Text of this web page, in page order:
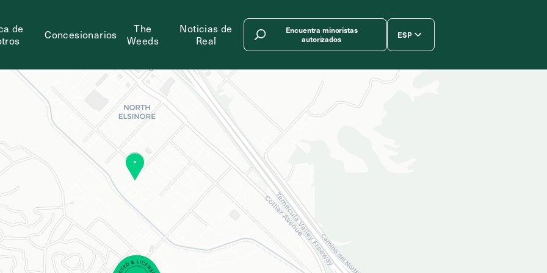
de
Concesionarios
The
Weeds
Noticias de
Real
Encuentra minoristas
autorizados
ESP